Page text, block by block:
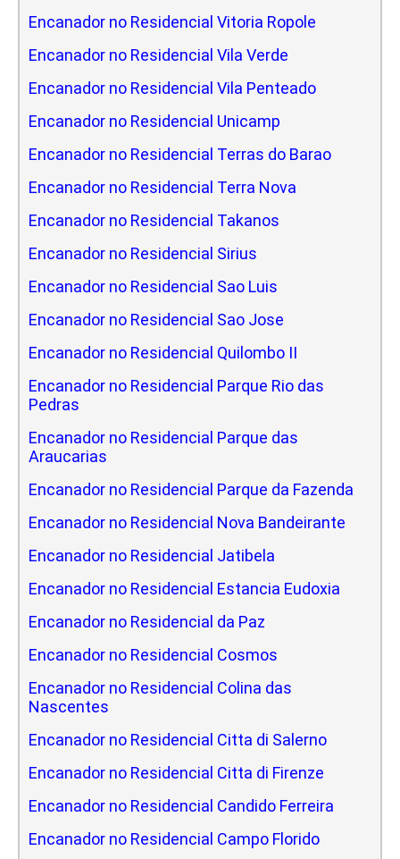
Encanador no Residencial Vitoria Ropole
Encanador no Residencial Vila Verde
Encanador no Residencial Vila Penteado
Encanador no Residencial Unicamp
Encanador no Residencial Terras do Barao
Encanador no Residencial Terra Nova
Encanador no Residencial Takanos
Encanador no Residencial Sirius
Encanador no Residencial Sao Luis
Encanador no Residencial Sao Jose
Encanador no Residencial Quilombo II
Encanador no Residencial Parque Rio das
Pedras
Encanador no Residencial Parque das
Araucarias
Encanador no Residencial Parque da Fazenda
Encanador no Residencial Nova Bandeirante
Encanador no Residencial Jatibela
Encanador no Residencial Estancia Eudoxia
Encanador no Residencial da Paz
Encanador no Residencial Cosmos
Encanador no Residencial Colina das
Nascentes
Encanador no Residencial Citta di Salerno
Encanador no Residencial Citta di Firenze
Encanador no Residencial Candido Ferreira
Encanador no Residencial Campo Florido